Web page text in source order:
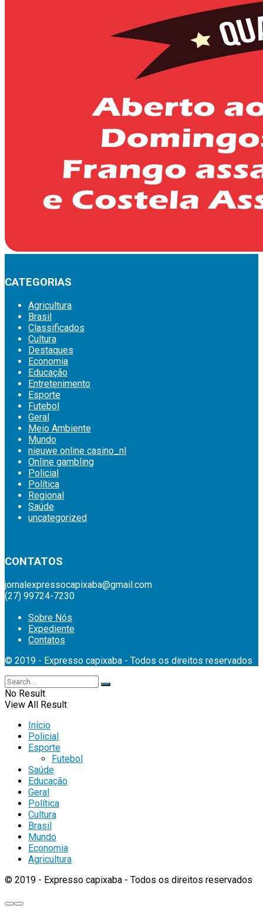
CATEGORIAS
Agricultura
Brasil
Classificados
Cultura
Destaques
Economia
Educação
Entretenimento
Esporte
Futebol
Geral
Meio Ambiente
Mundo
nieuwe online casino_nl
Online gambling
Policial
Política
Regional
Saúde
uncategorized
CONTATOS
jornalexpressocapixaba@gmail.com
(27) 99724-7230
Sobre Nós
Expediente
Contatos
© 2019 - Expresso capixaba - Todos os direitos reservados
No Result
View All Result
Início
Policial
Esporte
Futebol
Saúde
Educação
Geral
Política
Cultura
Brasil
Mundo
Economia
Agricultura
© 2019 - Expresso capixaba - Todos os direitos reservados